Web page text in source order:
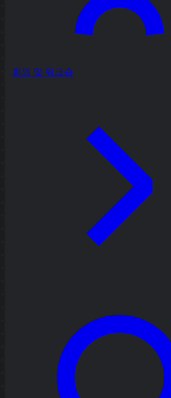
회의 및 워크숍